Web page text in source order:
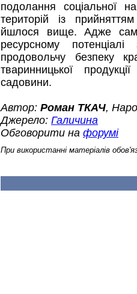
подолання соціальної
територій із
йшлося вище. Адже
ресурсному
продовольчу безпеку
тваринницької
садовини.
Автор: Роман ТКАЧ,
Джерело: Галичина
Обговорити на форумі
При використанні матеріалів